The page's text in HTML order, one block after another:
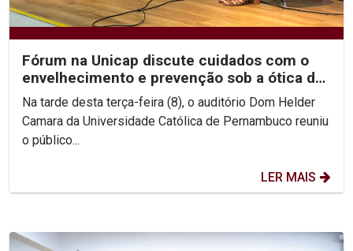
Fórum na Unicap discute cuidados com o
envelhecimento e prevenção sob a ótica da
Geriatria e...
Na tarde desta terça-feira (8), o auditório Dom Helder
Camara da Universidade Católica de Pernambuco reuniu
o público...
LER MAIS